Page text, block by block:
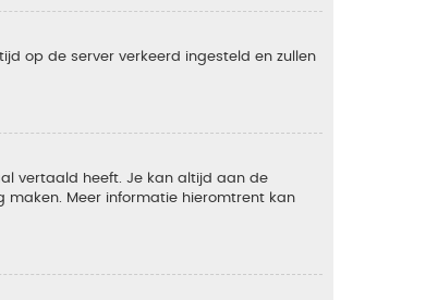
op de server verkeerd ingesteld en zullen
vertaald heeft. Je kan altijd aan de
Meer informatie hieromtrent kan